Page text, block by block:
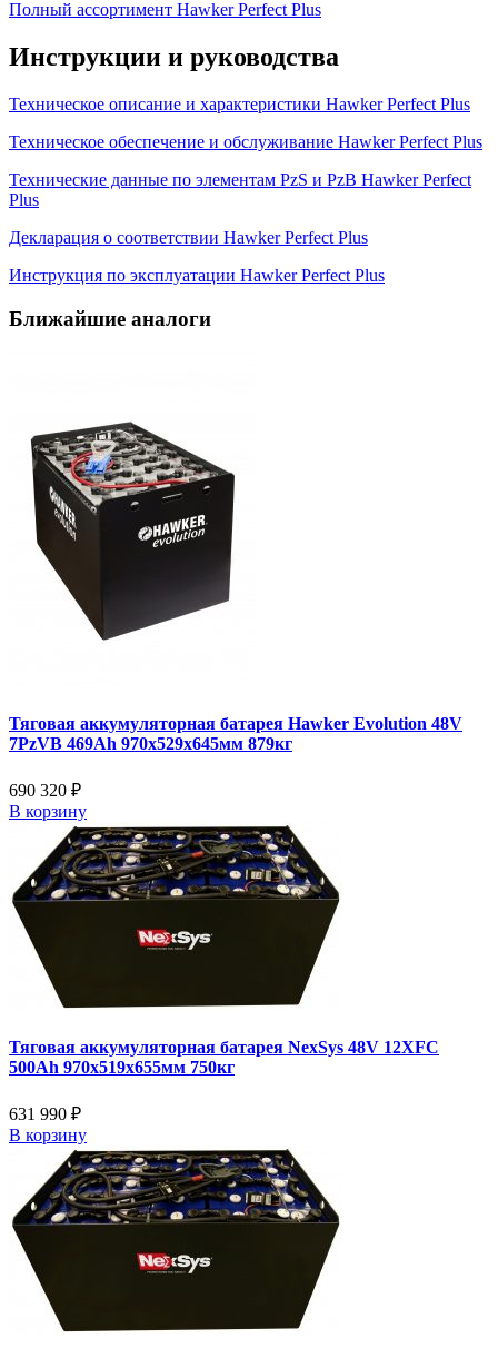
Полный ассортимент Hawker Perfect Plus
Инструкции и руководства
Техническое описание и характеристики Hawker Perfect Plus
Техническое обеспечение и обслуживание Hawker Perfect Plus
Технические данные по элементам PzS и PzB Hawker Perfect
Plus
Декларация о соответствии Hawker Perfect Plus
Инструкция по эксплуатации Hawker Perfect Plus
Ближайшие аналоги
Тяговая аккумуляторная батарея Hawker Evolution 48V
7PzVB 469Ah 970х529х645мм 879кг
690 320 ₽
В корзину
Тяговая аккумуляторная батарея NexSys 48V 12XFC
500Ah 970х519х655мм 750кг
631 990 ₽
В корзину